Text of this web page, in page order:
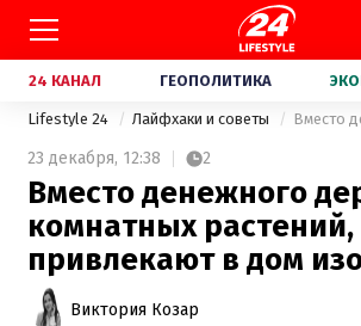
24 КАНАЛ ГЕОПОЛИТИКА
Lifestyle 24 Лайфхаки и советы
23 декабря, 12:38 2
Вместо денежного
комнатных
привлекают в дом
Виктория Козар